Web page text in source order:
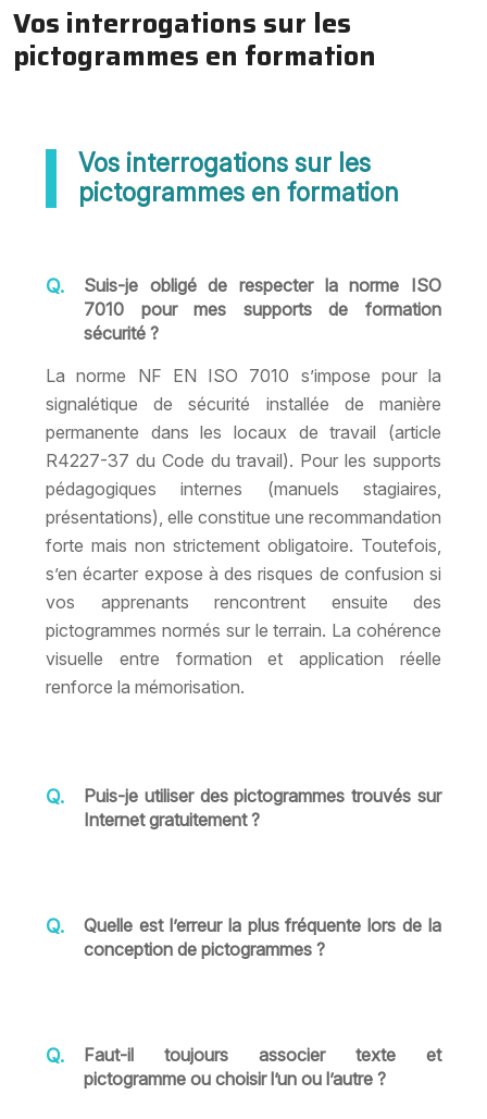
Vos interrogations sur les
pictogrammes en formation
Vos interrogations sur les
pictogrammes en formation
Suis-je obligé de respecter la norme ISO
7010 pour mes supports de formation
sécurité ?
La norme NF EN ISO 7010 s’impose pour la
signalétique de sécurité installée de manière
permanente dans les locaux de travail (article
R4227-37 du Code du travail). Pour les supports
pédagogiques internes (manuels stagiaires,
présentations), elle constitue une recommandation
forte mais non strictement obligatoire. Toutefois,
s’en écarter expose à des risques de confusion si
vos apprenants rencontrent ensuite des
pictogrammes normés sur le terrain. La cohérence
visuelle entre formation et application réelle
renforce la mémorisation.
Puis-je utiliser des pictogrammes trouvés sur
Internet gratuitement ?
Quelle est l’erreur la plus fréquente lors de la
conception de pictogrammes ?
Faut-il toujours associer texte et
pictogramme ou choisir l’un ou l’autre ?